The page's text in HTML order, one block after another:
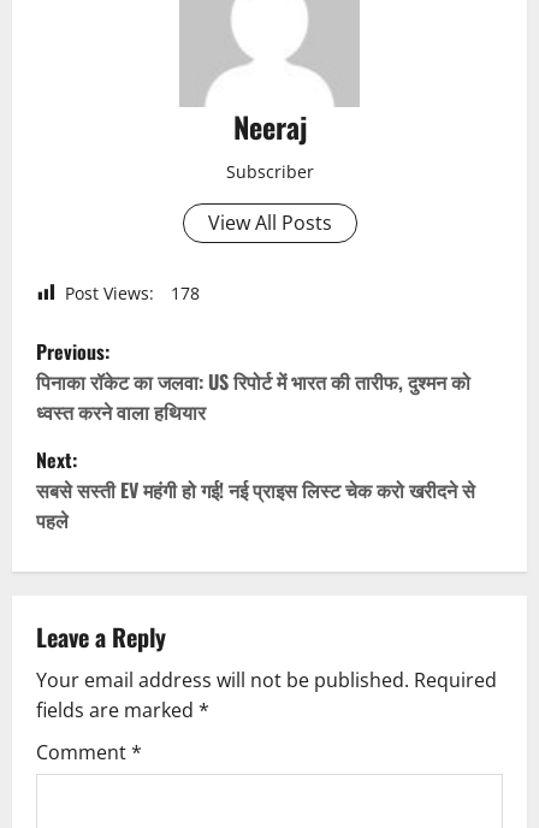
Neeraj
Subscriber
View All Posts
Post Views: 178
P
o
s
t
n
v
i
g
Previous:
पिनाका रॉकेट का जलवा: US रिपोर्ट में भारत की तारीफ, दुश्मन को
ध्वस्त करने वाला हथियार
Next:
सबसे सस्ती EV महंगी हो गई! नई प्राइस लिस्ट चेक करो खरीदने से
पहले
Leave a Reply
Your email address will not be published. Required
fields are marked *
Comment*